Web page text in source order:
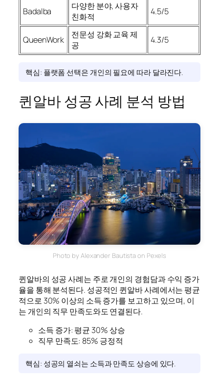
Badalba
다양한 분야, 사용자
친화적
4.5/5
QueenWork
전문성 강화 교육 제
공
4.3/5
핵심: 플랫폼 선택은 개인의 필요에 따라 달라진다.
퀸알바 성공 사례 분석 방법
Photo by Alexander Bautista on Pexels
퀸알바의 성공 사례는 주로 개인의 경험담과 수익 증가
율을 통해 분석된다. 성공적인 퀸알바 사례에서는 평균
적으로 30% 이상의 소득 증가를 보고하고 있으며, 이
는 개인의 직무 만족도와도 연결된다.
소득 증가: 평균 30% 상승
직무 만족도: 85% 긍정적
핵심: 성공의 열쇠는 소득과 만족도 상승에 있다.